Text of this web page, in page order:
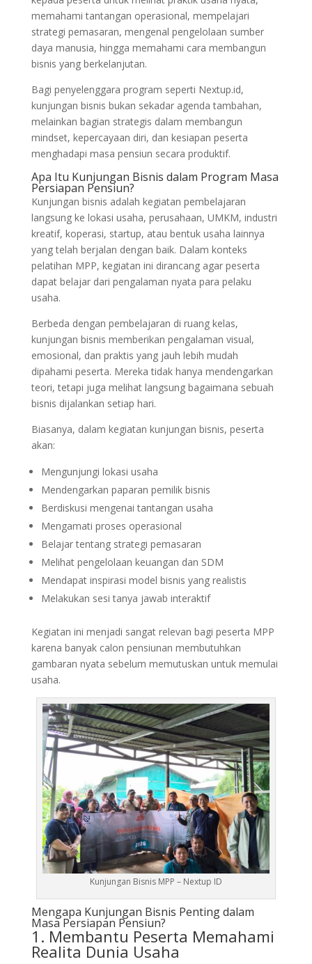
memahami tantangan operasional, mempelajari
strategi pemasaran, mengenal pengelolaan sumber
daya manusia, hingga memahami cara membangun
bisnis yang berkelanjutan.
Bagi penyelenggara program seperti Nextup.id,
kunjungan bisnis bukan sekadar agenda tambahan,
melainkan bagian strategis dalam membangun
mindset, kepercayaan diri, dan kesiapan peserta
menghadapi masa pensiun secara produktif.
Apa Itu Kunjungan Bisnis dalam Program Masa
Persiapan Pensiun?
Kunjungan bisnis adalah kegiatan pembelajaran
langsung ke lokasi usaha, perusahaan, UMKM, industri
kreatif, koperasi, startup, atau bentuk usaha lainnya
yang telah berjalan dengan baik. Dalam konteks
pelatihan MPP, kegiatan ini dirancang agar peserta
dapat belajar dari pengalaman nyata para pelaku
usaha.
Berbeda dengan pembelajaran di ruang kelas,
kunjungan bisnis memberikan pengalaman visual,
emosional, dan praktis yang jauh lebih mudah
dipahami peserta. Mereka tidak hanya mendengarkan
teori, tetapi juga melihat langsung bagaimana sebuah
bisnis dijalankan setiap hari.
Biasanya, dalam kegiatan kunjungan bisnis, peserta
akan:
Mengunjungi lokasi usaha
Mendengarkan paparan pemilik bisnis
Berdiskusi mengenai tantangan usaha
Mengamati proses operasional
Belajar tentang strategi pemasaran
Melihat pengelolaan keuangan dan SDM
Mendapat inspirasi model bisnis yang realistis
Melakukan sesi tanya jawab interaktif
Kegiatan ini menjadi sangat relevan bagi peserta MPP
karena banyak calon pensiunan membutuhkan
gambaran nyata sebelum memutuskan untuk memulai
usaha.
Kunjungan Bisnis MPP – Nextup ID
Mengapa Kunjungan Bisnis Penting dalam
Masa Persiapan Pensiun?
1. Membantu Peserta Memahami
Realita Dunia Usaha